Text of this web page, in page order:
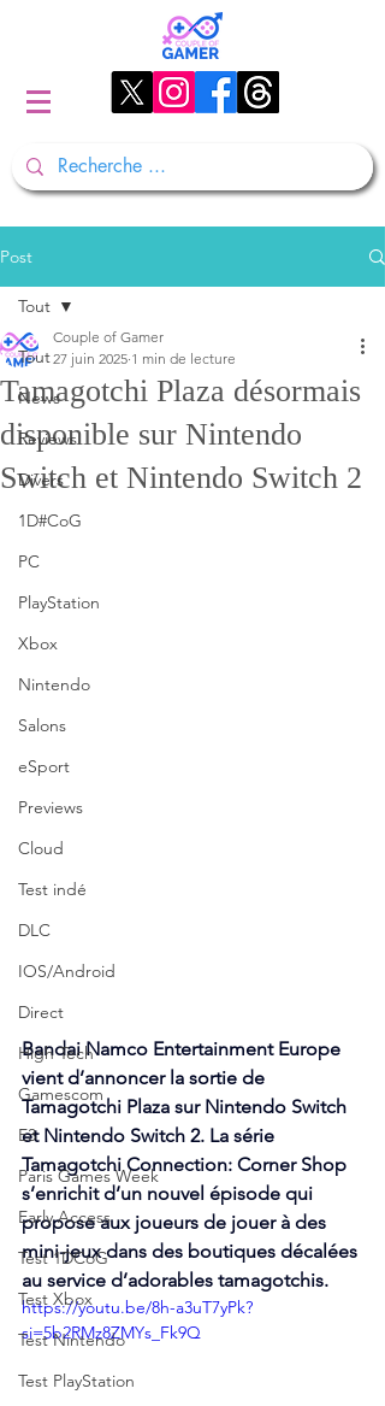
Post
Tout
News
Reviews
Divers
1D#CoG
PC
PlayStation
Xbox
Nintendo
Salons
eSport
Previews
Cloud
Test indé
DLC
IOS/Android
Direct
High Tech
Gamescom
E3
Paris Games Week
Early Access
Test 1DCoG
Test Xbox
Test Nintendo
Test PlayStation
Tout
Tamagotchi Plaza désormais
disponible sur Nintendo
Switch et Nintendo Switch 2
Couple of Gamer
27 juin 2025 1 min de lecture
Bandai Namco Entertainment Europe
vient d’annoncer la sortie de
Tamagotchi Plaza sur Nintendo Switch
et Nintendo Switch 2. La série
Tamagotchi Connection: Corner Shop
s’enrichit d’un nouvel épisode qui
propose aux joueurs de jouer à des
mini-jeux dans des boutiques décalées
au service d’adorables tamagotchis.
https://youtu.be/8h-a3uT7yPk?
si=5b2RMz8ZMYs_Fk9Q